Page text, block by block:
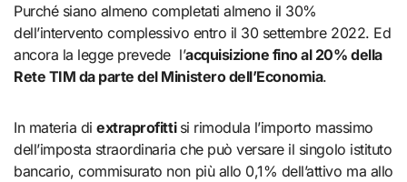
Purché siano almeno completati almeno il 30%
dell’intervento complessivo entro il 30 settembre 2022. Ed
ancora la legge prevede l’acquisizione fino al 20% della
Rete TIM da parte del Ministero dell’Economia.
In materia diextraprofitti si rimodula l’importo massimo
dell’imposta straordinaria che può versare il singolo istituto
bancario, commisurato non più allo 0,1% dell’attivo ma allo